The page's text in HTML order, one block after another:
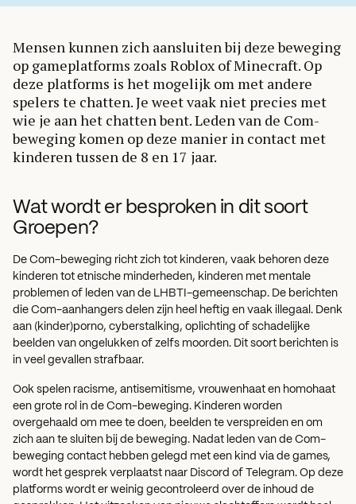
Mensen kunnen zich aansluiten bij deze beweging
op gameplatforms zoals Roblox of Minecraft. Op
deze platforms is het mogelijk om met andere
spelers te chatten. Je weet vaak niet precies met
wie je aan het chatten bent. Leden van de Com-
beweging komen op deze manier in contact met
kinderen tussen de 8 en 17 jaar.
Wat wordt er besproken in dit soort
Groepen?
De Com-beweging richt zich tot kinderen, vaak behoren deze
kinderen tot etnische minderheden, kinderen met mentale
problemen of leden van de LHBTI-gemeenschap. De berichten
die Com-aanhangers delen zijn heel heftig en vaak illegaal. Denk
aan (kinder)porno, cyberstalking, oplichting of schadelijke
beelden van ongelukken of zelfs moorden. Dit soort berichten is
in veel gevallen strafbaar.
Ook spelen racisme, antisemitisme, vrouwenhaat en homohaat
een grote rol in de Com-beweging. Kinderen worden
overgehaald om mee te doen, beelden te verspreiden en om
zich aan te sluiten bij de beweging. Nadat leden van de Com-
beweging contact hebben gelegd met een kind via de games,
wordt het gesprek verplaatst naar Discord of Telegram. Op deze
platforms wordt er weinig gecontroleerd over de inhoud de